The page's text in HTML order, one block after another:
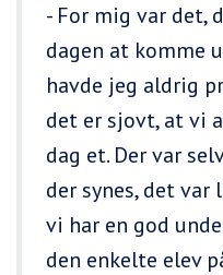
- For mig var det,
dagen at komme
havde jeg aldrig
det er sjovt, at vi
dag et. Der var
der synes, det
vi har en god
den enkelte elev